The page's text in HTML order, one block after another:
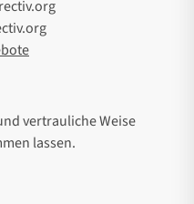
vertrauliche Weise
lassen.